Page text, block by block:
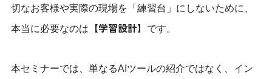
切なお客様や実際の現場を「練習台」にしないために、
本当に必要なのは
【学習設計】 です。
本セミナーでは、単なるAIツールの紹介ではなく、イン